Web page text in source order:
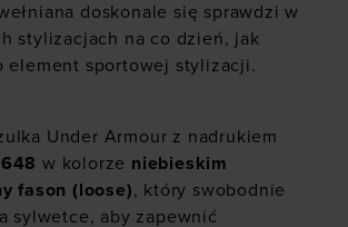
doskonale się sprawdzi w
stylizacjach na co dzień, jak
element sportowej stylizacji.
Under Armour z nadrukiem
w kolorze niebieskim
fason (loose), który swobodnie
sylwetce, aby zapewnić